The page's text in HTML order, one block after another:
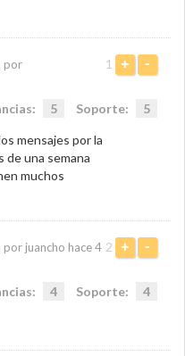
1 + -
por
5 Soporte: 5
mensajes por la
de una semana
muchos
2 + -
por juancho hace 4
4 Soporte: 4